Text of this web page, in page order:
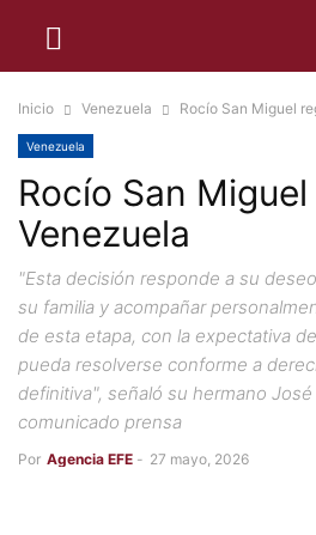
Inicio Venezuela Rocío San Miguel
Venezuela
Rocío San
Venezuela
"Esta decisión responde a su
su familia y acompañar
de esta etapa, con la expectativa
pueda resolverse conforme a
definitiva", señaló su hermano
comunicado prensa
Por Agencia EFE - 27 mayo, 2026